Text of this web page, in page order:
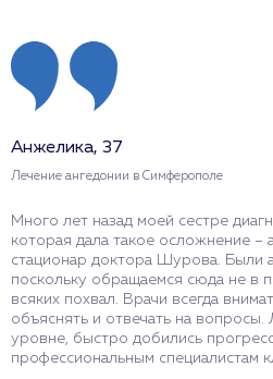
Анжелика, 37
Лечение ангедонии в Симферополе
Много лет назад моей сестре
которая дала такое осложнение –
стационар доктора Шурова. Были
поскольку обращаемся сюда не в
всяких похвал. Врачи всегда
объяснять и отвечать на
уровне, быстро добились
профессиональным специалистам